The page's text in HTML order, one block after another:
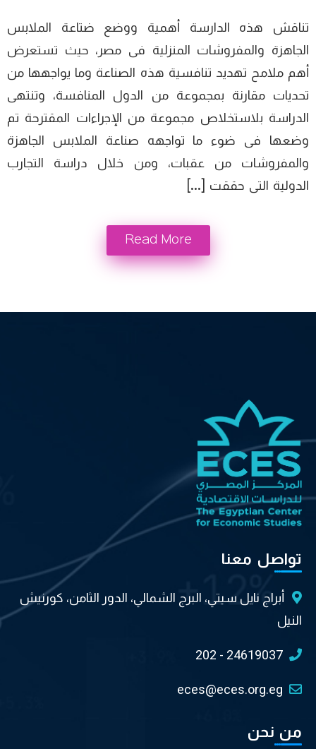
تناقش هذه الدارسة أهمية ووضع ضتاعة الملابس
الجاهزة والمفروشات المنزلية فى مصر، حيث تستعرض
أهم ملامح تهديد تنافسية هذه الصناعة وما يواجهها من
تحديات مقارنة بمجموعة من الدول المنافسة، وتنتهى
الدراسة بلاستخلاص مجموعة من الإجراءات المقترحة تم
وضعها فى ضوء ما تواجهه صناعة الملابس الجاهزة
والمفروشات من عقبات، ومن خلال دراسة التجارب
الدولية التى حققت […]
Read More
تواصل معنا
أبراج نايل سيتي، البرج الشمالي، الدور الثامن، كورنيش
النيل
202 - 24619037
eces@eces.org.eg
من نحن